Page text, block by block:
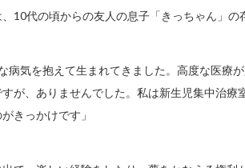
10代の頃からの友人の息子「きっちゃん」の
病気を抱えて生まれてきました。高度な医療
が、ありませんでした。私は新生児集中治療
きっかけです」